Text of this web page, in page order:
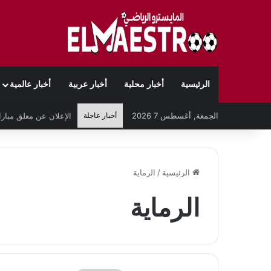
الرئيسية أخبار محلية أخبار عربية أخبار عالمية
الجمعة, أغسطس 7 2026 أخبار عاجلة
الرئيسية / الرماية
الرماية